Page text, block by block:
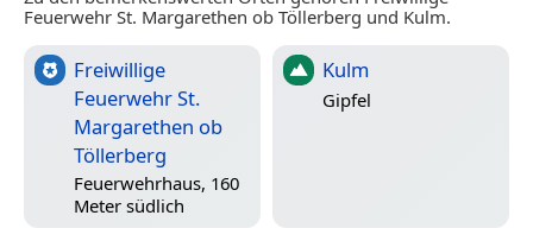
Feuerwehr St. Margarethen ob Töllerberg und Kulm.
Freiwillige
Feuerwehr St.
Margarethen ob
Töllerberg
Feuerwehrhaus, 160
Meter südlich
Kulm
Gipfel